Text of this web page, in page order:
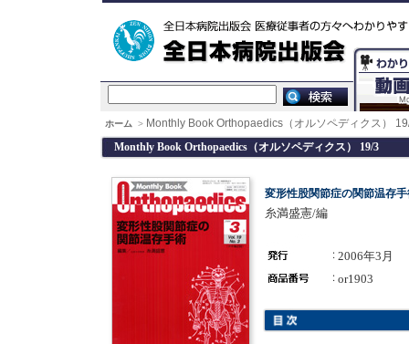
ホーム > Monthly Book Orthopaedics（オルソペディクス）
Monthly Book Orthopaedics（オルソペディクス） 19/3
変形性股関節症の関節温存
糸満盛憲/編
2006年3月
or1903